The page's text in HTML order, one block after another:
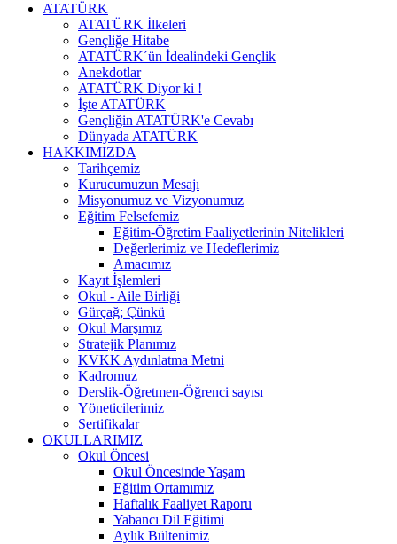
ATATÜRK
ATATÜRK İlkeleri
Gençliğe Hitabe
ATATÜRK´ün İdealindeki Gençlik
Anekdotlar
ATATÜRK Diyor ki !
İşte ATATÜRK
Gençliğin ATATÜRK'e Cevabı
Dünyada ATATÜRK
HAKKIMIZDA
Tarihçemiz
Kurucumuzun Mesajı
Misyonumuz ve Vizyonumuz
Eğitim Felsefemiz
Eğitim-Öğretim Faaliyetlerinin Nitelikleri
Değerlerimiz ve Hedeflerimiz
Amacımız
Kayıt İşlemleri
Okul - Aile Birliği
Gürçağ; Çünkü
Okul Marşımız
Stratejik Planımız
KVKK Aydınlatma Metni
Kadromuz
Derslik-Öğretmen-Öğrenci sayısı
Yöneticilerimiz
Sertifikalar
OKULLARIMIZ
Okul Öncesi
Okul Öncesinde Yaşam
Eğitim Ortamımız
Haftalık Faaliyet Raporu
Yabancı Dil Eğitimi
Aylık Bültenimiz